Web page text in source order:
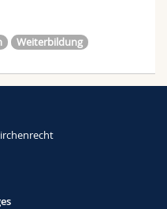
Weiterbildung